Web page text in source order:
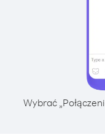
Wybrać